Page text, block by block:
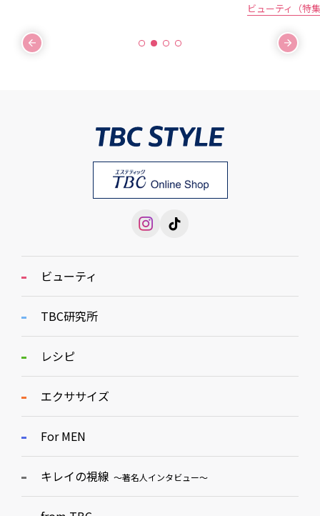
ビューティ（特
ビューティ
TBC研究所
レシピ
エクササイズ
For MEN
キレイの視線 ～著名人インタビュー～